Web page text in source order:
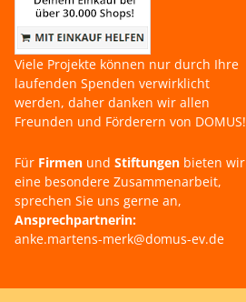
Viele Projekte können nur durch Ihre
laufenden Spenden verwirklicht
werden, daher danken wir allen
Freunden und Förderern von DOMUS!
Für Firmen und Stiftungen bieten wir
eine besondere Zusammenarbeit,
sprechen Sie uns gerne an,
Ansprechpartnerin:
anke.martens-merk@domus-ev.de